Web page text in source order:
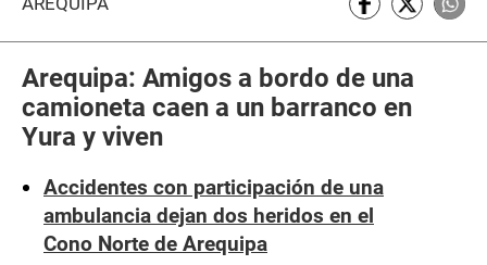
Arequipa: Amigos a bordo de una
camioneta caen a un barranco en
Yura y viven
Accidentes con participación de una
ambulancia dejan dos heridos en el
Cono Norte de Arequipa